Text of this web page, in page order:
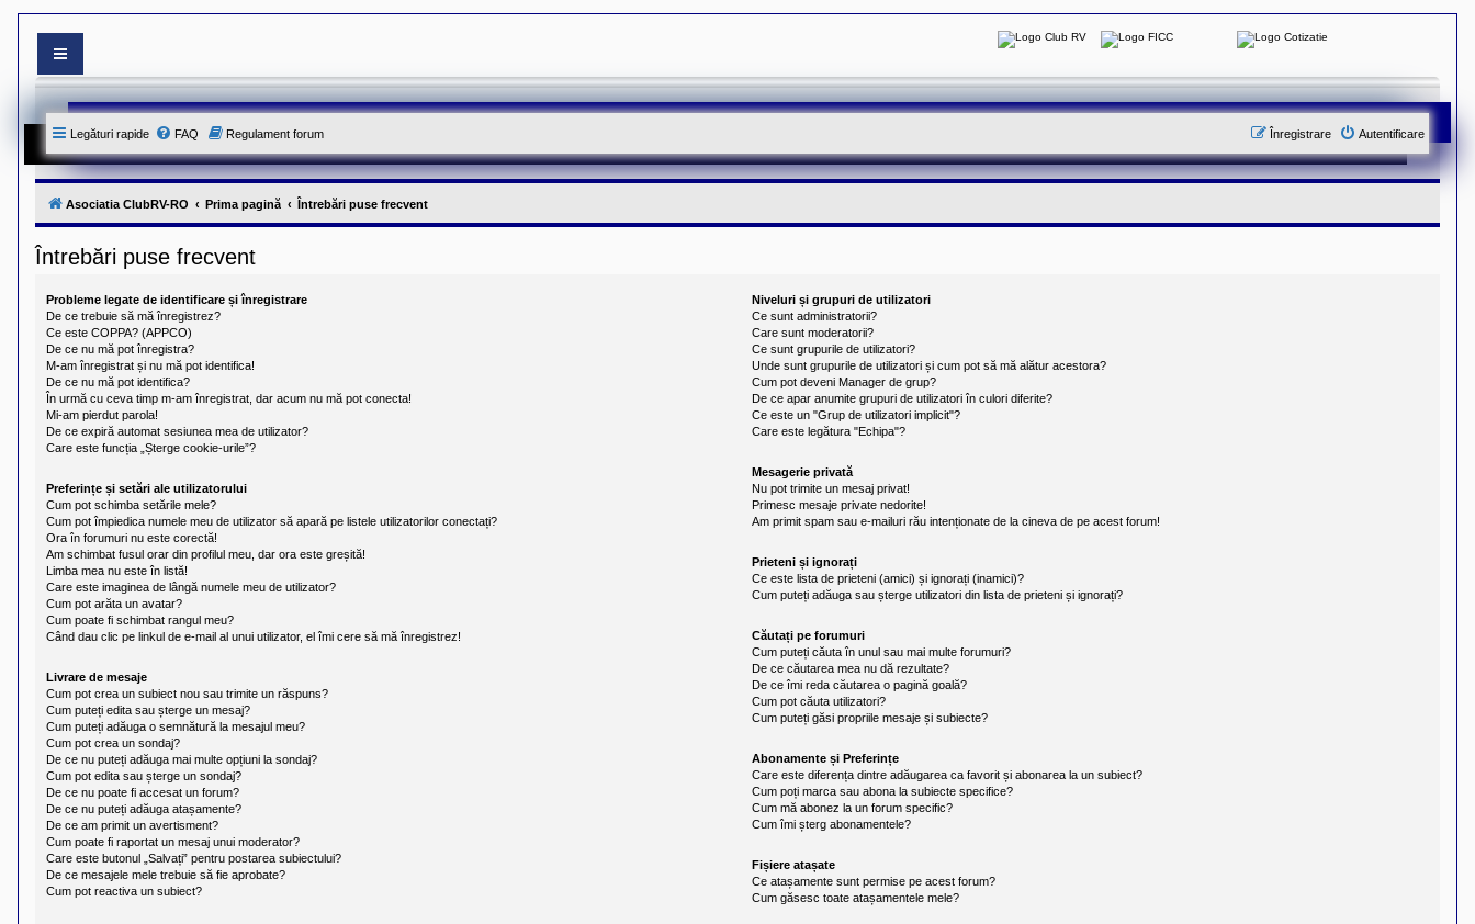
S
e
o
a
Legături rapide FAQ Regulament forum Autentificare
Înregistrare
Asociatia ClubRV-RO Prima pagină Întrebări puse frecvent
Întrebări puse frecvent
Probleme legate de identificare și înregistrare
De ce trebuie să mă înregistrez?
Ce este COPPA? (APPCO)
De ce nu mă pot înregistra?
M-am înregistrat și nu mă pot identifica!
De ce nu mă pot identifica?
În urmă cu ceva timp m-am înregistrat, dar acum nu mă pot conecta!
Mi-am pierdut parola!
De ce expiră automat sesiunea mea de utilizator?
Care este funcția „Șterge cookie-urile”?
Preferințe și setări ale utilizatorului
Cum pot schimba setările mele?
Cum pot împiedica numele meu de utilizator să apară pe listele utilizatorilor conectați?
Ora în forumuri nu este corectă!
Am schimbat fusul orar din profilul meu, dar ora este greșită!
Limba mea nu este în listă!
Care este imaginea de lângă numele meu de utilizator?
Cum pot arăta un avatar?
Cum poate fi schimbat rangul meu?
Când dau clic pe linkul de e-mail al unui utilizator, el îmi cere să mă înregistrez!
Livrare de mesaje
Cum pot crea un subiect nou sau trimite un răspuns?
Cum puteți edita sau șterge un mesaj?
Cum puteți adăuga o semnătură la mesajul meu?
Cum pot crea un sondaj?
De ce nu puteți adăuga mai multe opțiuni la sondaj?
Cum pot edita sau șterge un sondaj?
De ce nu poate fi accesat un forum?
De ce nu puteți adăuga atașamente?
De ce am primit un avertisment?
Cum poate fi raportat un mesaj unui moderator?
Care este butonul „Salvați” pentru postarea subiectului?
De ce mesajele mele trebuie să fie aprobate?
Cum pot reactiva un subiect?
Niveluri și grupuri de utilizatori
Ce sunt administratorii?
Care sunt moderatorii?
Ce sunt grupurile de utilizatori?
Unde sunt grupurile de utilizatori și cum pot să mă alătur acestora?
Cum pot deveni Manager de grup?
De ce apar anumite grupuri de utilizatori în culori diferite?
Ce este un "Grup de utilizatori implicit"?
Care este legătura "Echipa"?
Mesagerie privată
Nu pot trimite un mesaj privat!
Primesc mesaje private nedorite!
Am primit spam sau e-mailuri rău intenționate de la cineva de pe acest forum!
Prieteni și ignorați
Ce este lista de prieteni (amici) și ignorați (inamici)?
Cum puteți adăuga sau șterge utilizatori din lista de prieteni și ignorați?
Căutați pe forumuri
Cum puteți căuta în unul sau mai multe forumuri?
De ce căutarea mea nu dă rezultate?
De ce îmi reda căutarea o pagină goală?
Cum pot căuta utilizatori?
Cum puteți găsi propriile mesaje și subiecte?
Abonamente și Preferințe
Care este diferența dintre adăugarea ca favorit și abonarea la un subiect?
Cum poți marca sau abona la subiecte specifice?
Cum mă abonez la un forum specific?
Cum îmi șterg abonamentele?
Fișiere atașate
Ce atașamente sunt permise pe acest forum?
Cum găsesc toate atașamentele mele?